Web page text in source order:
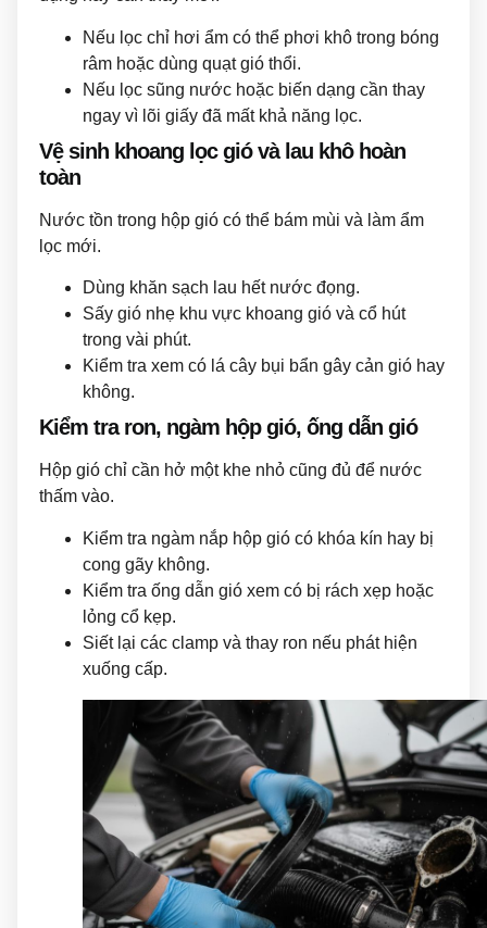
Nếu lọc chỉ hơi ẩm có thể phơi khô trong bóng
râm hoặc dùng quạt gió thổi.
Nếu lọc sũng nước hoặc biến dạng cần thay
ngay vì lõi giấy đã mất khả năng lọc.
Vệ sinh khoang lọc gió và lau khô hoàn
toàn
Nước tồn trong hộp gió có thể bám mùi và làm ẩm
lọc mới.
Dùng khăn sạch lau hết nước đọng.
Sấy gió nhẹ khu vực khoang gió và cổ hút
trong vài phút.
Kiểm tra xem có lá cây bụi bẩn gây cản gió hay
không.
Kiểm tra ron, ngàm hộp gió, ống dẫn gió
Hộp gió chỉ cần hở một khe nhỏ cũng đủ để nước
thấm vào.
Kiểm tra ngàm nắp hộp gió có khóa kín hay bị
cong gãy không.
Kiểm tra ống dẫn gió xem có bị rách xẹp hoặc
lỏng cổ kẹp.
Siết lại các clamp và thay ron nếu phát hiện
xuống cấp.